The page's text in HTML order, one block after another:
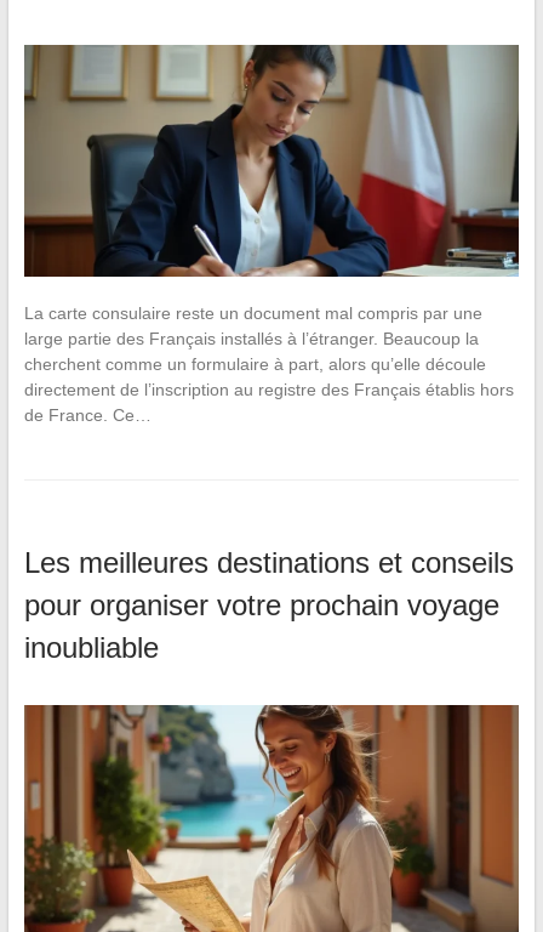
La carte consulaire reste un document mal compris par une
large partie des Français installés à l’étranger. Beaucoup la
cherchent comme un formulaire à part, alors qu’elle découle
directement de l’inscription au registre des Français établis hors
de France. Ce…
Les meilleures destinations et conseils
pour organiser votre prochain voyage
inoubliable